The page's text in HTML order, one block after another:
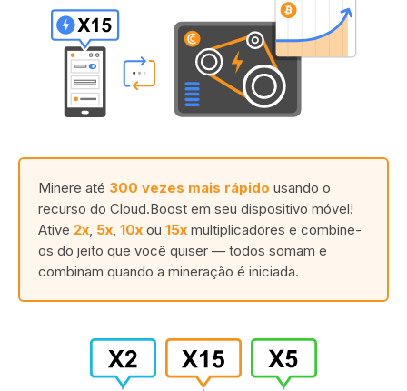
Minere até 300 vezes mais rápido usando o
recurso do Cloud.Boost em seu dispositivo móvel!
Ative 2x 5x 10x ou 15x multiplicadores e combine-
os do jeito que você quiser — todos somam e
combinam quando a mineração é iniciada.